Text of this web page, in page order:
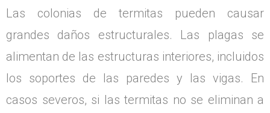
Las colonias de termitas pueden causar
grandes daños estructurales. Las plagas se
alimentan de las estructuras interiores, incluidos
los soportes de las paredes y las vigas. En
casos severos, si las termitas no se eliminan a